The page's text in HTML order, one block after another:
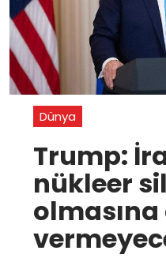
Dünya
Trump:
nükleer